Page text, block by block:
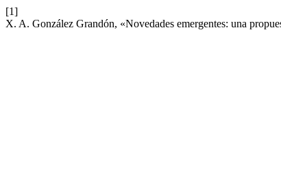
[1]
X. A. González Grandón, «Novedades emergentes: una